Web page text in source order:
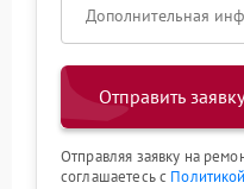
Отправить заявку
Отправляя заявку на
соглашаетесь с